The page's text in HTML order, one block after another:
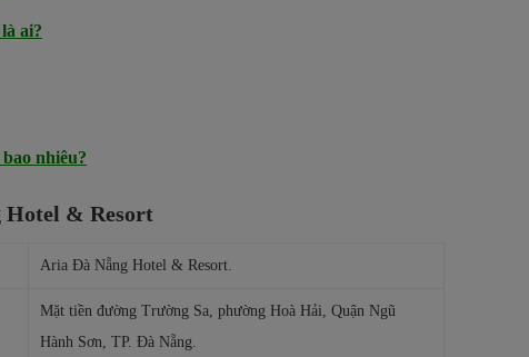
ai?
nhiêu?
Hotel & Resort
Aria Đà Nẵng Hotel & Resort.
Mặt tiền đường Trường Sa, phường Hoà Hải, Quận Ngũ
Hành Sơn, TP. Đà Nẵng.